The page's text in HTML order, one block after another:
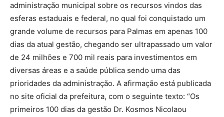
administração municipal sobre os recursos vindos das
esferas estaduais e federal, no qual foi conquistado um
grande volume de recursos para Palmas em apenas 100
dias da atual gestão, chegando ser ultrapassado um valor
de 24 milhões e 700 mil reais para investimentos em
diversas áreas e a saúde pública sendo uma das
prioridades da administração. A afirmação está publicada
no site oficial da prefeitura, com o seguinte texto: “Os
primeiros 100 dias da gestão Dr. Kosmos Nicolaou